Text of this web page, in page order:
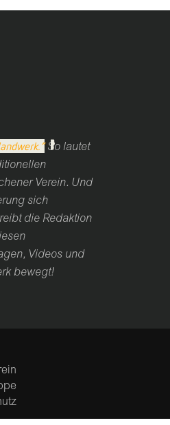
So lautet
Verein. Und
sich
die Redaktion
Videos und
bewegt!